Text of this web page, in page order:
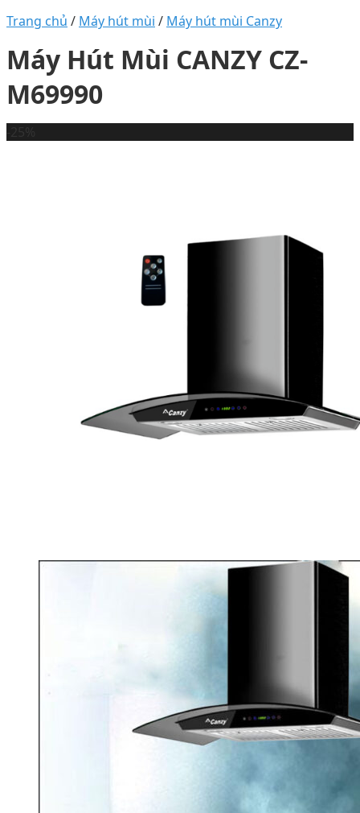
Trang chủ / Máy hút mùi / Máy hút mùi Canzy
Máy Hút Mùi CANZY CZ-
M69990